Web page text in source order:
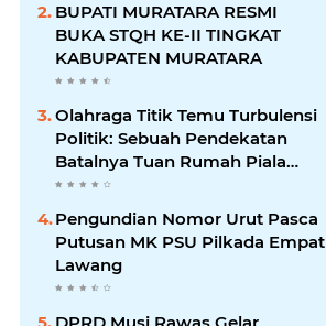
BUPATI MURATARA RESMI
BUKA STQH KE-II TINGKAT
KABUPATEN MURATARA
Olahraga Titik Temu Turbulensi
Politik: Sebuah Pendekatan
Batalnya Tuan Rumah Piala
Dunia U-20
Pengundian Nomor Urut Pasca
Putusan MK PSU Pilkada Empat
Lawang